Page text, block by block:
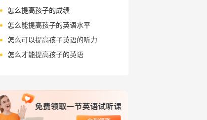
怎么提高孩子的成绩
怎么能提高孩子的英语水平
怎么可以提高孩子英语的听力
怎么才能提高孩子的英语